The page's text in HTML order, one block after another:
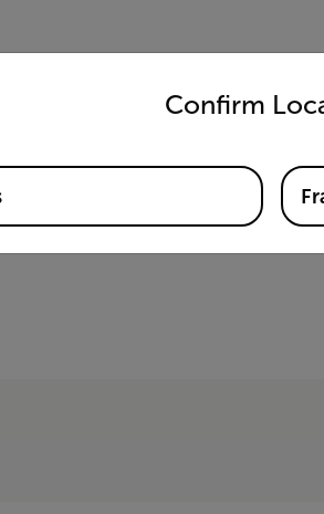
Confirm
and language from the options